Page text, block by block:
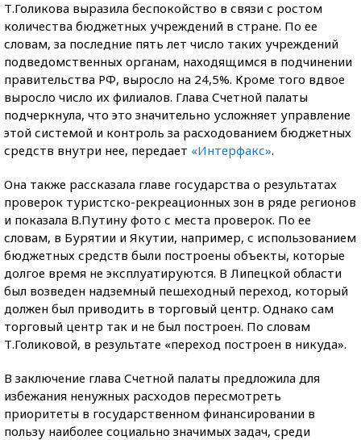
Т.Голикова выразила беспокойство в связи с ростом
количества бюджетных учреждений в стране. По ее
словам, за последние пять лет число таких учреждений
подведомственных органам, находящимся в подчинении
правительства РФ, выросло на 24,5%. Кроме того вдвое
выросло число их филиалов. Глава Счетной палаты
подчеркнула, что это значительно усложняет управление
этой системой и контроль за расходованием бюджетных
средств внутри нее, передает «Интерфакс».
Она также рассказала главе государства о результатах
проверок туристско-рекреационных зон в ряде регионов
и показала В.Путину фото с места проверок. По ее
словам, в Бурятии и Якутии, например, с использованием
бюджетных средств были построены объекты, которые
долгое время не эксплуатируются. В Липецкой области
был возведен надземный пешеходный переход, который
должен был приводить в торговый центр. Однако сам
торговый центр так и не был построен. По словам
Т.Голиковой, в результате «переход построен в никуда».
В заключение глава Счетной палаты предложила для
избежания ненужных расходов пересмотреть
приоритеты в государственном финансировании в
пользу наиболее социально значимых задач, среди